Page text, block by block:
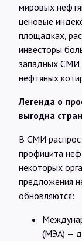
мировых
ценовые
площадках,
инвесторы
западных СМИ,
нефтяных
Легенда о
выгодна
В СМИ
профицита
некоторых
предложения
обновляются:
(МЭА) —